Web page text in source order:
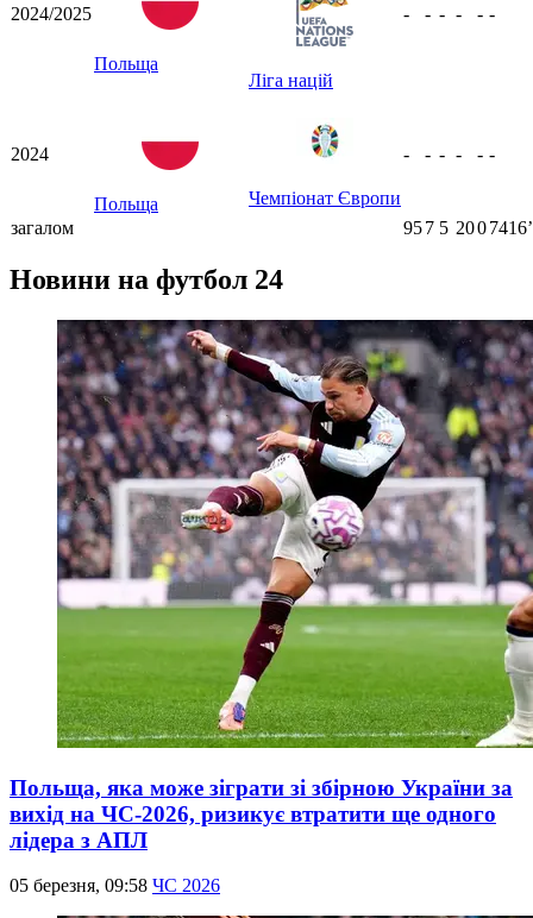
2024/2025
Польща
Ліга націй
- - - - - -
2024
Польща Чемпіонат Європи
- - - - - -
загалом 957 5 2007416ʼ
Новини на футбол 24
Польща, яка може зіграти зі збірною України за
вихід на ЧС-2026, ризикує втратити ще одного
лідера з АПЛ
05 березня, 09:58 ЧС 2026